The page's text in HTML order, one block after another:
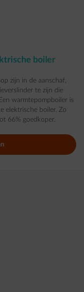
boiler
zijn in de aanschaf,
te zijn die
warmtepompboiler is
elektrische boiler. Zo
66% goedkoper.